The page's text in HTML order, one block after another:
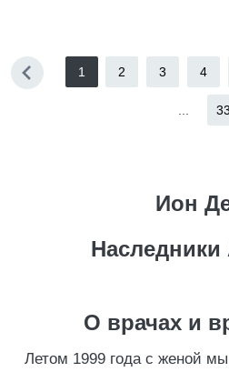
1 2 3 4
33
Ион
Наследники
О врачах и
Летом 1999 года с женой